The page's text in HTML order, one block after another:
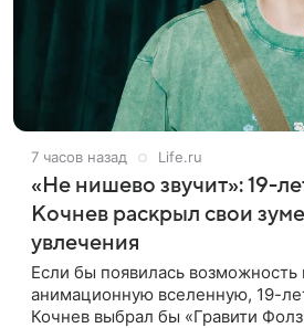
7 часов назад Life.ru
«Не нишево звучит»: 19-
Кочнев раскрыл свои
увлечения
Если бы появилась
анимационную вселенную, 19-
Кочнев выбрал бы «Гравити